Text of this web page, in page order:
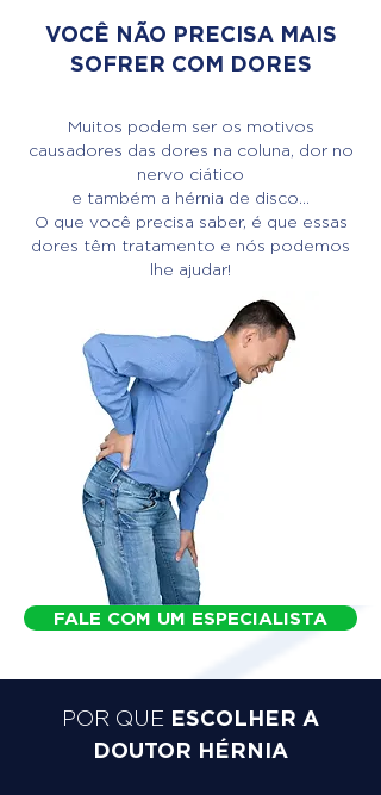
VOCÊ NÃO PRECISA MAIS
SOFRER COM DORES
Muitos podem ser os motivos
causadores das dores na coluna, dor no
nervo ciático
e também a hérnia de disco...
O que você precisa saber, é que essas
dores têm tratamento e nós podemos
lhe ajudar!
FALE COM UM ESPECIALISTA
POR QUE ESCOLHER A
DOUTOR HÉRNIA